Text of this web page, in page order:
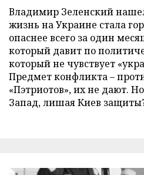
Владимир Зеленский
жизнь на Украине стала
опаснее всего за один
который давит по
который не чувствует
Предмет конфликта –
«Пэтриотов», их не дают.
Запад, лишая Киев